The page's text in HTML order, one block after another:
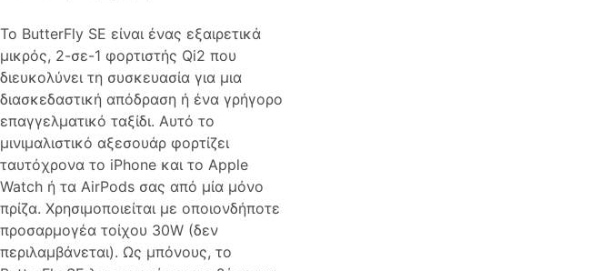
Το ButterFly SE είναι ένας εξαιρετικά
μικρός, 2-σε-1 φορτιστής Qi2 που
διευκολύνει τη συσκευασία για μια
διασκεδαστική απόδραση ή ένα γρήγορο
επαγγελματικό ταξίδι. Αυτό το
μινιμαλιστικό αξεσουάρ φορτίζει
ταυτόχρονα το iPhone και το Apple
Watch ή τα AirPods σας από μία μόνο
πρίζα. Χρησιμοποιείται με οποιονδήποτε
προσαρμογέα τοίχου 30W (δεν
περιλαμβάνεται). Ως μπόνους, το